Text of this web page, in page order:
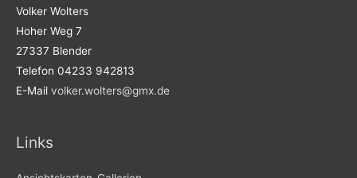
Volker Wolters
Hoher Weg 7
27337 Blender
Telefon 04233 942813
E-Mail volker.wolters@gmx.de
Links